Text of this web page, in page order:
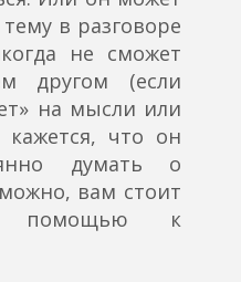
в разговоре
не сможет
другом (если
на мысли или
кажется, что он
думать о
вам стоит
помощью к